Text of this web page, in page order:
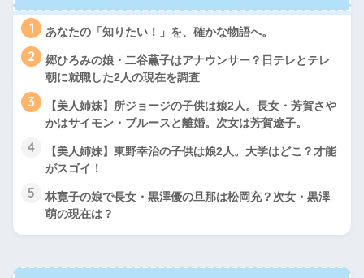
1 あなたの「知りたい！」を、確かな物語へ。
2
郷ひろみの娘・二谷薫子はアナウンサー？日テレとテレ
朝に就職した2人の現在を調査
3
【美人姉妹】所ジョージの子供は娘2人。長女・芳賀さや
かはサイモン・ブルースと離婚。次女は芳賀遼子。
4
【美人姉妹】東野幸治の子供は娘2人。大学はどこ？才能
がスゴイ！
5
林寛子の娘で長女・黒澤優の旦那は松岡充？次女・黒澤
萌の現在は？